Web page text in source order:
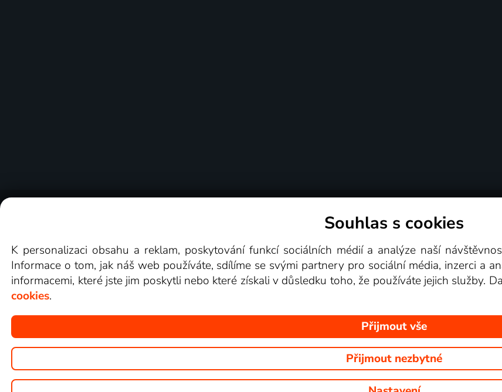
Videotéka
Copyright © goNET s.r.o. Na tomto webu jsou zobrazovány obrázky z pořadů TV stanic,
Souhlas s cookies
K personalizaci obsahu a reklam, poskytování funkcí sociálních médií a analýze naší
Informace o tom, jak náš web používáte, sdílíme se svými partnery pro sociální média, inzerci a
informacemi, které jste jim poskytli nebo které získali v důsledku toho, že používáte jejich služby.
cookies.
Přijmout vše
Přijmout nezbytné